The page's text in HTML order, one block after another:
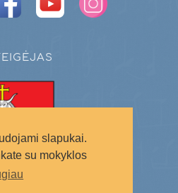
slapukai.
su mokyklos
savivaldybė